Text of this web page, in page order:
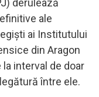
ale
ai Institutului
din Aragon
la interval de doar
între ele.